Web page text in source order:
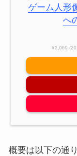
ゲーム人形
へ
¥2,069
概要は以下の通り